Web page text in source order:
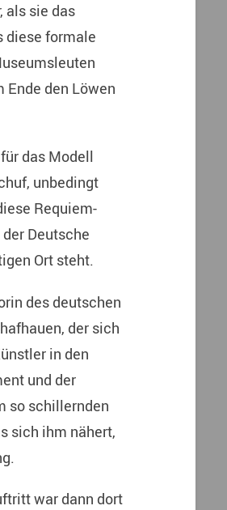
als sie das
diese formale
den Löwen
das Modell
unbedingt
Requiem-
Deutsche
Ort steht.
des deutschen
der sich
in den
und der
so schillernden
sich ihm nähert,
war dann dort